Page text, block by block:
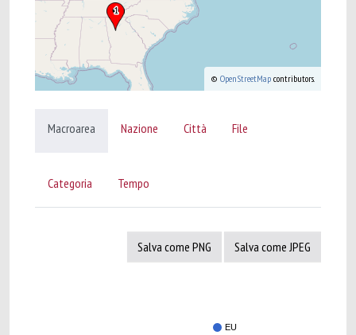
© OpenStreetMap contributors.
Macroarea Nazione Città File
Categoria Tempo
Salva come PNG Salva come JPEG
EU